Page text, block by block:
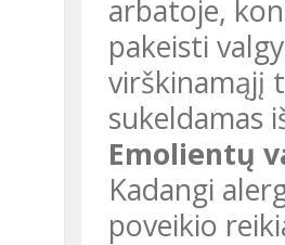
arbatoje,
pakeisti
virškinamąjį
sukeldamas
Emolientų
Kadangi
poveikio